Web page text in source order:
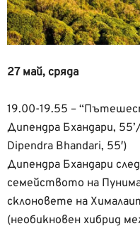
27 май, сряда
19.00-19.55 –
Дипендра Бхандари,
Dipendra Bhandari, 55′)
Дипендра Бхандари
семейството на
склоновете на
(необикновен хибрид